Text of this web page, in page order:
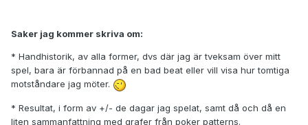
Saker jag kommer skriva om:
* Handhistorik, av alla former, dvs där jag är tveksam över mitt
spel, bara är förbannad på en bad beat eller vill visa hur tomtiga
motståndare jag möter.
* Resultat, i form av +/- de dagar jag spelat, samt då och då en
liten sammanfattning med grafer från poker patterns.